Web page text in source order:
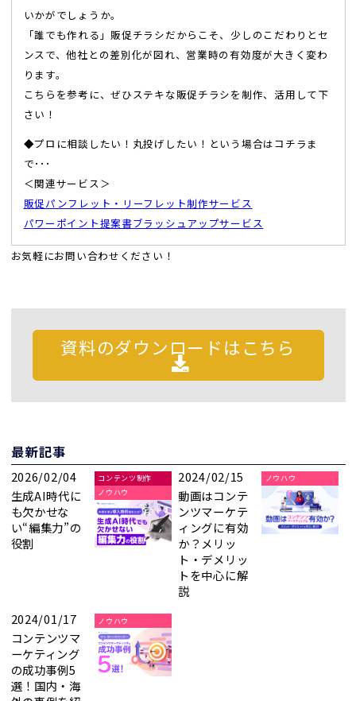
いかがでしょうか。
「誰でも作れる」販促チラシだからこそ、少しのこだわりとセ
ンスで、他社との差別化が図れ、営業時の有効度が大きく変わ
ります。
こちらを参考に、ぜひステキな販促チラシを制作、活用して下
さい！
◆プロに相談したい！丸投げしたい！という場合はコチラま
で･･･
＜関連サービス＞
販促パンフレット・リーフレット制作サービス
パワーポイント提案書ブラッシュアップサービス
お気軽にお問い合わせください！
資料のダウンロードはこちら
最新記事
2026/02/04
生成AI時代に
も欠かせな
い“編集力”の
役割
コンテンツ制作
ノウハウ
2024/02/15
動画はコンテ
ンツマーケテ
ィングに有効
か？メリッ
ト・デメリッ
トを中心に解
説
ノウハウ
2024/01/17
コンテンツマ
ーケティング
の成功事例5
選！国内・海
ノウハウ